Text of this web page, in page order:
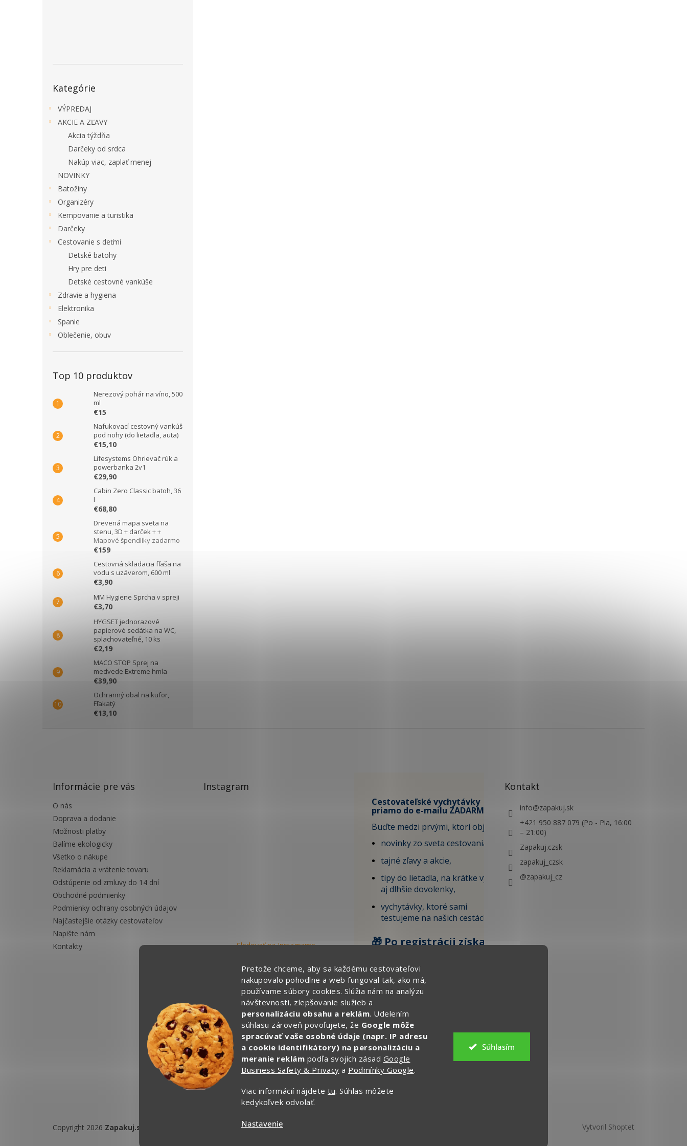
Pretože chceme, aby sa každému cestovateľovi
nakupovalo pohodlne a web fungoval tak, ako má,
používame súbory cookies. Slúžia nám na analýzu
návštevnosti, zlepšovanie služieb a
personalizáciu obsahu a reklám. Udelením
súhlasu zároveň povoľujete, že Google môže
spracúvať vaše osobné údaje (napr. IP adresu
a cookie identifikátory) na personalizáciu a
meranie reklám podľa svojich zásad Google
Business Safety & Privacy a Podmínky Google.
Viac informácií nájdete tu. Súhlas môžete
kedykoľvek odvolať.
Nastavenie
Súhlasím
kategórie
Kategórie
VÝPREDAJ
AKCIE A ZĽAVY
Akcia týždňa
Darčeky od srdca
Nakúp viac, zaplať menej
NOVINKY
Batožiny
Organizéry
Kempovanie a turistika
Darčeky
Cestovanie s deťmi
Detské batohy
Hry pre deti
Detské cestovné vankúše
Zdravie a hygiena
Elektronika
Spanie
Oblečenie, obuv
Top 10 produktov
Nerezový pohár na víno, 500
ml
€15
Nafukovací cestovný vankúš
pod nohy (do lietadla, auta)
€15,10
Lifesystems Ohrievač rúk a
powerbanka 2v1
€29,90
Cabin Zero Classic batoh, 36
l
€68,80
Drevená mapa sveta na
stenu, 3D + darček+ +
Mapové špendlíky zadarmo
€159
Cestovná skladacia fľaša na
vodu s uzáverom, 600 ml
€3,90
MM Hygiene Sprcha v spreji
€3,70
HYGSET jednorazové
papierové sedátka na WC,
splachovateľné, 10 ks
€2,19
MACO STOP Sprej na
medvede Extreme hmla
€39,90
Ochranný obal na kufor,
Fľakatý
€13,10
Informácie pre vás
O nás
Doprava a dodanie
Možnosti platby
Balíme ekologicky
Všetko o nákupe
Reklamácia a vrátenie tovaru
Odstúpenie od zmluvy do 14 dní
Obchodné podmienky
Podmienky ochrany osobných údajov
Najčastejšie otázky cestovateľov
Napište nám
Kontakty
Instagram
Sledovať na Instagrame
Cestovateľské vychytávky
priamo do e-mailu ZADARMO✈️
Buďte medzi prvými, ktorí objavia:
novinky zo sveta cestovania,
tajné zľavy a akcie,
tipy do lietadla, na krátke výlety
aj dlhšie dovolenky,
vychytávky, ktoré sami
testujeme na našich cestách.
🎁 Po registrácii získate
objednávku.
Tu vyplňte svoj email:
CHCEM ZĽAVU 4 € »
Ochrana osobných údajov
Kontakt
info@zapakuj.sk
+421 950 887 079 (Po - Pia, 16:00
– 21:00)
Zapakuj.czsk
zapakuj_czsk
@zapakuj_cz
Vytvoril Shoptet
Copyright 2026 Zapakuj.sk